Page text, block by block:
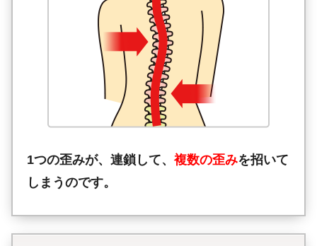
1つの歪みが、連鎖して、 複数の歪みを招いて
しまうのです。